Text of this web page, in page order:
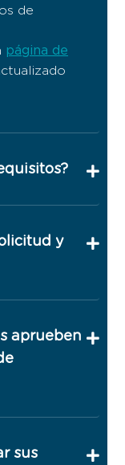
de
página de
y
aprueben
sus